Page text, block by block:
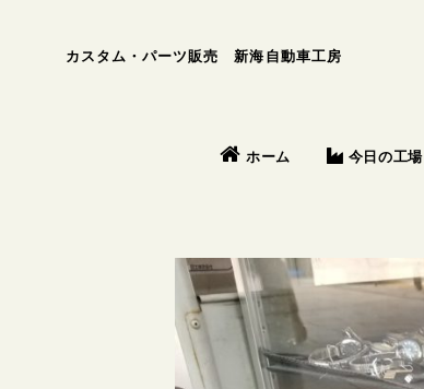
カスタム・パーツ販売 新海自動車工房
ホーム 今日の工場